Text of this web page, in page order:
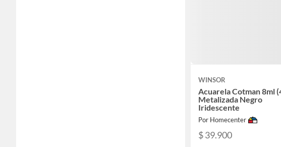
WINSOR
Acuarela Cotman 8ml
Metalizada Negro
Iridescente
Por Homecenter
$ 39.900